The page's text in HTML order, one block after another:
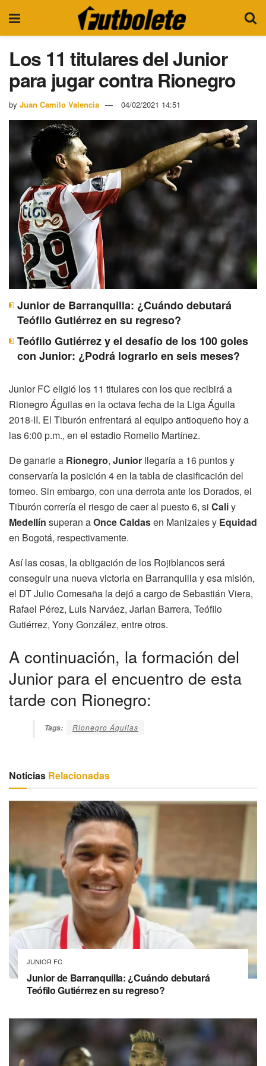
Los 11 titulares del Junior
para jugar contra Rionegro
by Juan Camilo Valencia 04/02/2021 14:51
Junior de Barranquilla: ¿Cuándo debutará
Teófilo Gutiérrez en su regreso?
Teófilo Gutiérrez y el desafío de los 100 goles
con Junior: ¿Podrá lograrlo en seis meses?
Junior FC eligió los 11 titulares con los que recibirá a
Rionegro Águilas en la octava fecha de la Liga Águila
2018-II. El Tiburón enfrentará al equipo antioqueño hoy a
las 6:00 p.m., en el estadio Romelio Martínez.
De ganarle a Rionegro, Junior llegaría a 16 puntos y
conservaría la posición 4 en la tabla de clasificación del
torneo. Sin embargo, con una derrota ante los Dorados, el
Tiburón correría el riesgo de caer al puesto 6, si Caliy
Medellín superan aOnce Caldasen Manizales y Equidad
en Bogotá, respectivamente.
Así las cosas, la obligación de los Rojiblancos será
conseguir una nueva victoria en Barranquilla y esa misión,
el DT Julio Comesaña la dejó a cargo de Sebastián Viera,
Rafael Pérez, Luis Narváez, Jarlan Barrera, Teófilo
Gutiérrez, Yony González, entre otros.
A continuación, la formación del
Junior para el encuentro de esta
tarde con Rionegro:
Tags: Rionegro Águilas
Noticias Relacionadas
JUNIOR FC
Junior de Barranquilla: ¿Cuándo debutará
Teófilo Gutiérrez en su regreso?